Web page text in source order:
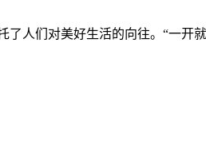
人们对美好生活的向往。“一开